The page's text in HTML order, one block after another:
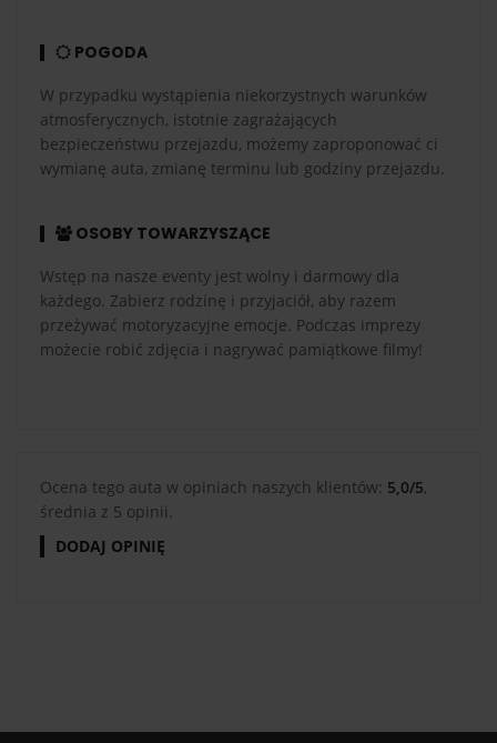
POGODA
W przypadku wystąpienia niekorzystnych warunków
atmosferycznych, istotnie zagrażających
bezpieczeństwu przejazdu, możemy zaproponować ci
wymianę auta, zmianę terminu lub godziny przejazdu.
OSOBY TOWARZYSZĄCE
Wstęp na nasze eventy jest wolny i darmowy dla
każdego. Zabierz rodzinę i przyjaciół, aby razem
przeżywać motoryzacyjne emocje. Podczas imprezy
możecie robić zdjęcia i nagrywać pamiątkowe filmy!
Ocena tego auta w opiniach naszych klientów: 5,0/5,
średnia z 5 opinii.
DODAJ OPINIĘ